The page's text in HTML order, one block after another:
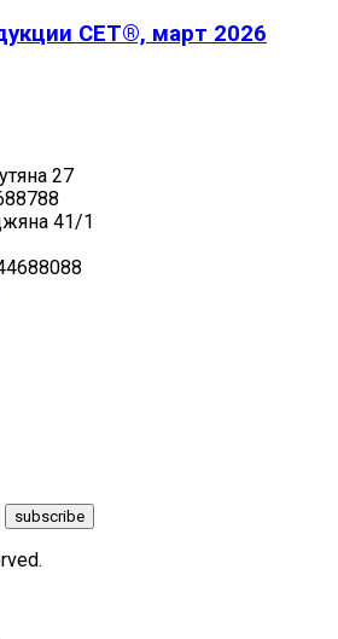
CET®, март 2026
27
41/1